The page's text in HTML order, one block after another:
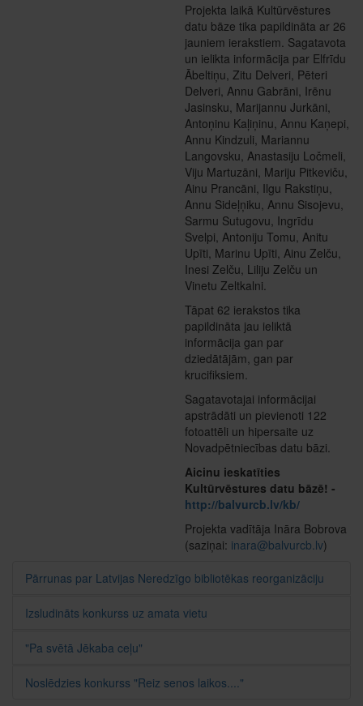
Projekta laikā Kultūrvēstures
datu bāze tika papildināta ar 26
jauniem ierakstiem. Sagatavota
un ielikta informācija par Elfrīdu
Ābeltiņu, Zitu Delveri, Pēteri
Delveri, Annu Gabrāni, Irēnu
Jasinsku, Marijannu Jurkāni,
Antoņinu Kaļiņinu, Annu Kaņepi,
Annu Kindzuli, Mariannu
Langovsku, Anastasiju Ločmeli,
Viju Martuzāni, Mariju Pitkeviču,
Ainu Prancāni, Ilgu Rakstiņu,
Annu Sideļņiku, Annu Sisojevu,
Sarmu Sutugovu, Ingrīdu
Svelpi, Antoniju Tomu, Anitu
Upīti, Marinu Upīti, Ainu Zelču,
Inesi Zelču, Liliju Zelču un
Vinetu Zeltkalni.
Tāpat 62 ierakstos tika
papildināta jau ieliktā
informācija gan par
dziedātājām, gan par
krucifiksiem.
Sagatavotajai informācijai
apstrādāti un pievienoti 122
fotoattēli un hipersaite uz
Novadpētniecības datu bāzi.
Aicinu ieskatīties
Kultūrvēstures datu bāzē! -
http://balvurcb.lv/kb/
Projekta vadītāja Ināra Bobrova
(saziņai: inara@balvurcb.lv)
Pārrunas par Latvijas Neredzīgo bibliotēkas reorganizāciju
Izsludināts konkurss uz amata vietu
"Pa svētā Jēkaba ceļu"
Noslēdzies konkurss "Reiz senos laikos...."